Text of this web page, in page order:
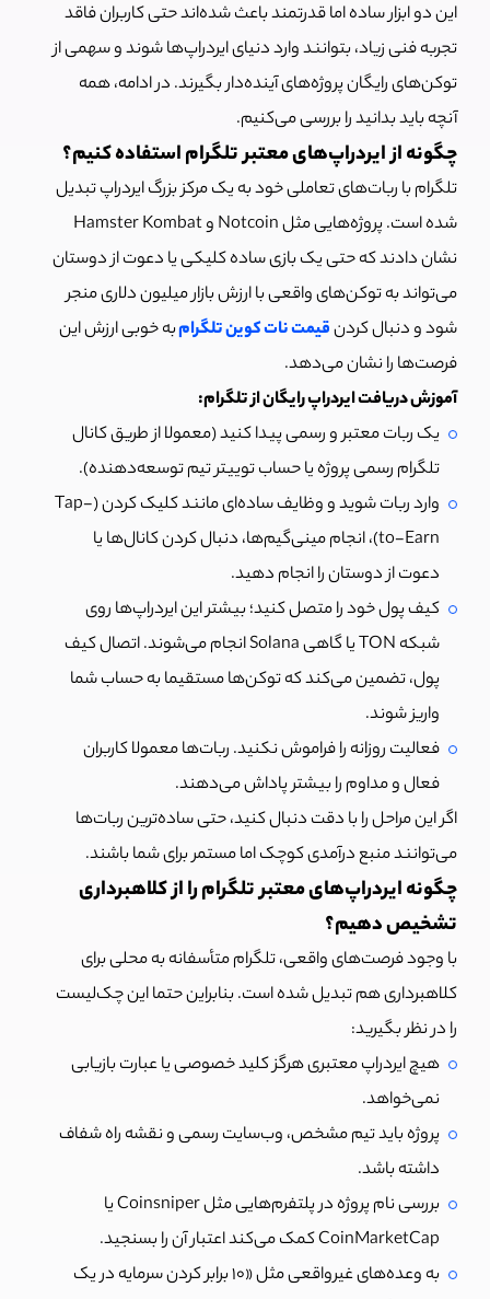
این دو ابزار ساده اما قدرتمند باعث شده‌اند حتی کاربران فاقد
تجربه فنی زیاد، بتوانند وارد دنیای ایردراپ‌ها شوند و سهمی از
توکن‌های رایگان پروژه‌های آینده‌دار بگیرند. در ادامه، همه
آنچه باید بدانید را بررسی می‌کنیم.
چگونه از ایردراپ‌های معتبر تلگرام استفاده کنیم؟
تلگرام با ربات‌های تعاملی خود به یک مرکز بزرگ ایردراپ تبدیل
شده است. پروژه‌هایی مثل Notcoin و Hamster Kombat
نشان دادند که حتی یک بازی ساده کلیکی یا دعوت از دوستان
می‌تواند به توکن‌های واقعی با ارزش بازار میلیون دلاری منجر
شود و دنبال کردنقیمت نات کوین تلگرامبه خوبی ارزش این
فرصت‌ها را نشان می‌دهد.
آموزش دریافت ایردراپ رایگان از تلگرام:
یک ربات معتبر و رسمی پیدا کنید (معمولا از طریق کانال
تلگرام رسمی پروژه یا حساب توییتر تیم توسعه‌دهنده).
وارد ربات شوید و وظایف ساده‌ای مانند کلیک کردن (Tap-
to-Earn)، انجام مینی‌گیم‌ها، دنبال کردن کانال‌ها یا
دعوت از دوستان را انجام دهید.
کیف پول خود را متصل کنید؛ بیشتر این ایردراپ‌ها روی
شبکه TON یا گاهی Solana انجام می‌شوند. اتصال کیف
پول، تضمین می‌کند که توکن‌ها مستقیما به حساب شما
واریز شوند.
فعالیت روزانه را فراموش نکنید. ربات‌ها معمولا کاربران
فعال و مداوم را بیشتر پاداش می‌دهند.
اگر این مراحل را با دقت دنبال کنید، حتی ساده‌ترین ربات‌ها
می‌توانند منبع درآمدی کوچک اما مستمر برای شما باشند.
چگونه ایردراپ‌های معتبر تلگرام را از کلاهبرداری
تشخیص دهیم؟
با وجود فرصت‌های واقعی، تلگرام متأسفانه به محلی برای
کلاهبرداری هم تبدیل شده است. بنابراین حتما این چک‌لیست
را در نظر بگیرید:
هیچ ایردراپ معتبری هرگز کلید خصوصی یا عبارت بازیابی
نمی‌خواهد.
پروژه باید تیم مشخص، وب‌سایت رسمی و نقشه راه شفاف
داشته باشد.
بررسی نام پروژه در پلتفرم‌هایی مثل Coinsniper یا
CoinMarketCap کمک می‌کند اعتبار آن را بسنجید.
به وعده‌های غیرواقعی مثل «۱۰ برابر کردن سرمایه در یک